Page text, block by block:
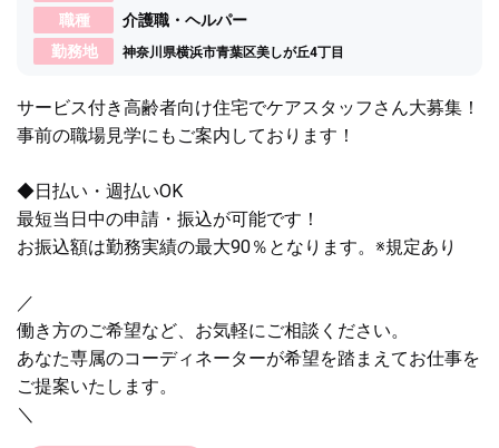
職種
介護職・ヘルパー
勤務地
神奈川県横浜市青葉区美しが丘4丁目
サービス付き高齢者向け住宅でケアスタッフさん大募集！
事前の職場見学にもご案内しております！
◆日払い・週払いOK
最短当日中の申請・振込が可能です！
お振込額は勤務実績の最大90％となります。※規定あり
／
働き方のご希望など、お気軽にご相談ください。
あなた専属のコーディネーターが希望を踏まえてお仕事を
ご提案いたします。
＼